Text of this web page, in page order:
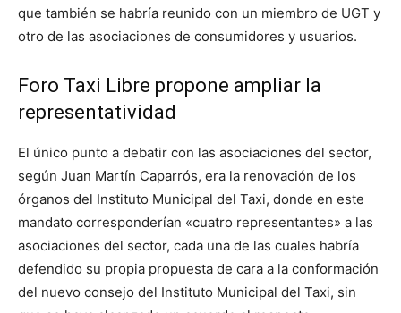
que también se habría reunido con un miembro de UGT y
otro de las asociaciones de consumidores y usuarios.
Foro Taxi Libre propone ampliar la
representatividad
El único punto a debatir con las asociaciones del sector,
según Juan Martín Caparrós, era la renovación de los
órganos del Instituto Municipal del Taxi, donde en este
mandato corresponderían «cuatro representantes» a las
asociaciones del sector, cada una de las cuales habría
defendido su propia propuesta de cara a la conformación
del nuevo consejo del Instituto Municipal del Taxi, sin